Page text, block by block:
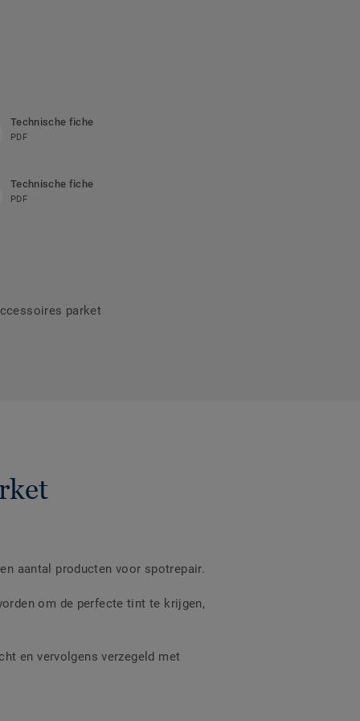
Technische fiche
PDF
Technische fiche
PDF
parket
aantal producten voor spotrepair.
om de perfecte tint te krijgen,
en vervolgens verzegeld met